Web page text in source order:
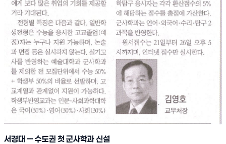
서경대 … 수도권 첫 군사학과 신설